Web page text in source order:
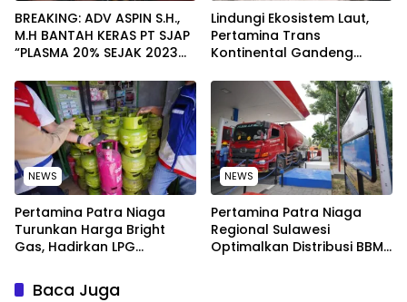
BREAKING: ADV ASPIN S.H.,
M.H BANTAH KERAS PT SJAP
“PLASMA 20% SEJAK 2023
WARGA WAWOONE!
Lindungi Ekosistem Laut,
Pertamina Trans
Kontinental Gandeng
Kebersihan Pantai di
Bitung, Sulawesi
NEWS
Pertamina Patra Niaga
Turunkan Harga Bright
Gas, Hadirkan LPG
Lebih Kompetitif
NEWS
Pertamina Patra Niaga
Regional Sulawesi
Optimalkan Distribusi BBM
Baca Juga